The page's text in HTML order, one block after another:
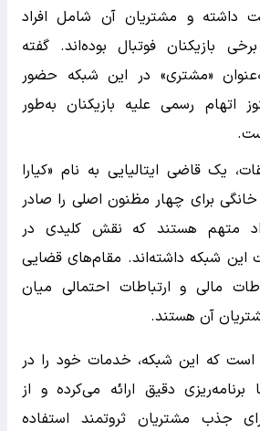
داشته و مشتریان آن شامل افراد
بازیکنان فوتبال بوده‌اند. گفته
«مشتری» در این شبکه حضور
اتهام رسمی علیه بازیکنان به‌طور
یک قاضی ایتالیایی به نام «کیارا
برای چهار مظنون اصلی را صادر
متهم هستند که نقش کلیدی در
این شبکه داشته‌اند. مقام‌های قضایی
مالی و ارتباطات احتمالی میان
آن هستند.
است که این شبکه، خدمات خود را در
دقیق ارائه می‌کرده و از
جذب مشتریان ثروتمند استفاده